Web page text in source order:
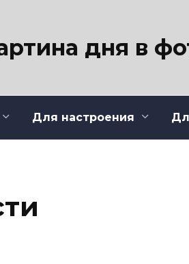
дня в
Для настроения